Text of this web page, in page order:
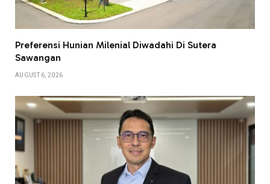
Preferensi Hunian Milenial Diwadahi Di Sutera
Sawangan
AUGUST 6, 2026